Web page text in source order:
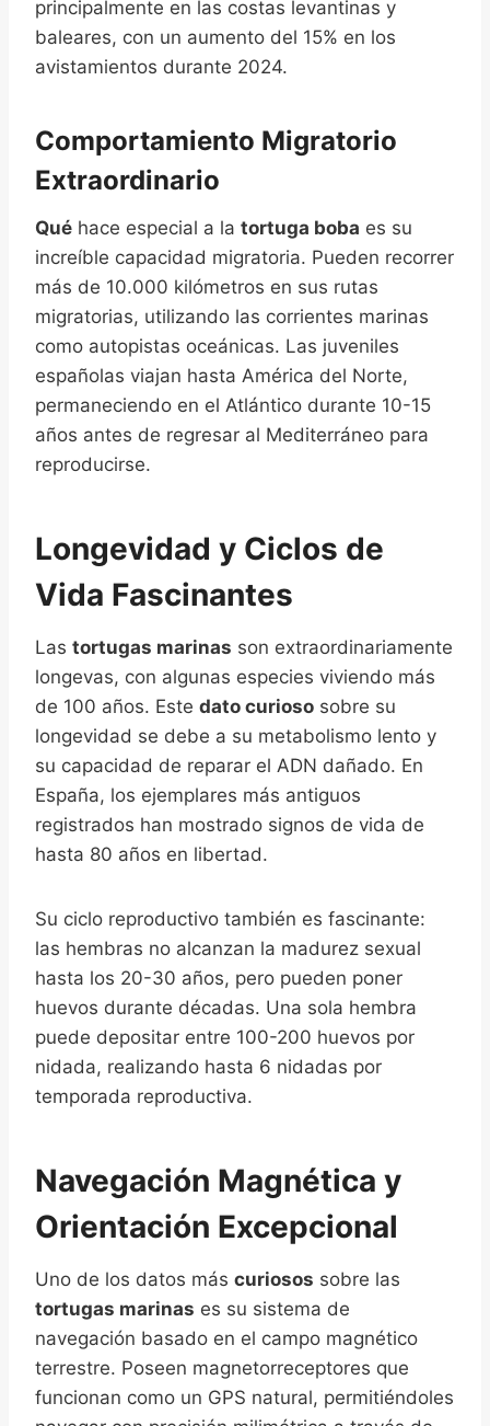
principalmente en las costas levantinas y
baleares, con un aumento del 15% en los
avistamientos durante 2024.
Comportamiento Migratorio
Extraordinario
Qué hace especial a la tortuga boba es su
increíble capacidad migratoria. Pueden recorrer
más de 10.000 kilómetros en sus rutas
migratorias, utilizando las corrientes marinas
como autopistas oceánicas. Las juveniles
españolas viajan hasta América del Norte,
permaneciendo en el Atlántico durante 10-15
años antes de regresar al Mediterráneo para
reproducirse.
Longevidad y Ciclos de
Vida Fascinantes
Las tortugas marinas son extraordinariamente
longevas, con algunas especies viviendo más
de 100 años. Este dato curioso sobre su
longevidad se debe a su metabolismo lento y
su capacidad de reparar el ADN dañado. En
España, los ejemplares más antiguos
registrados han mostrado signos de vida de
hasta 80 años en libertad.
Su ciclo reproductivo también es fascinante:
las hembras no alcanzan la madurez sexual
hasta los 20-30 años, pero pueden poner
huevos durante décadas. Una sola hembra
puede depositar entre 100-200 huevos por
nidada, realizando hasta 6 nidadas por
temporada reproductiva.
Navegación Magnética y
Orientación Excepcional
Uno de los datos más curiosos sobre las
tortugas marinas es su sistema de
navegación basado en el campo magnético
terrestre. Poseen magnetorreceptores que
funcionan como un GPS natural, permitiéndoles